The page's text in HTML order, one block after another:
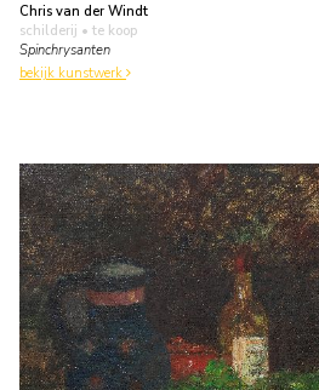
Chris van der Windt
schilderij • te koop
Spinchrysanten
bekijk kunstwerk